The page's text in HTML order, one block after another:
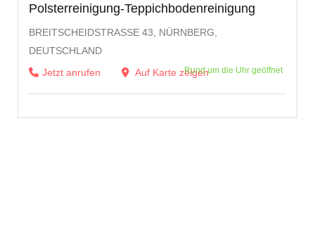
Polsterreinigung-Teppichbodenreinigung
BREITSCHEIDSTRASSE 43, NÜRNBERG, D
EUTSCHLAND
Jetzt anrufen
Auf Karte zeigenRund um die Uhr geöffnet